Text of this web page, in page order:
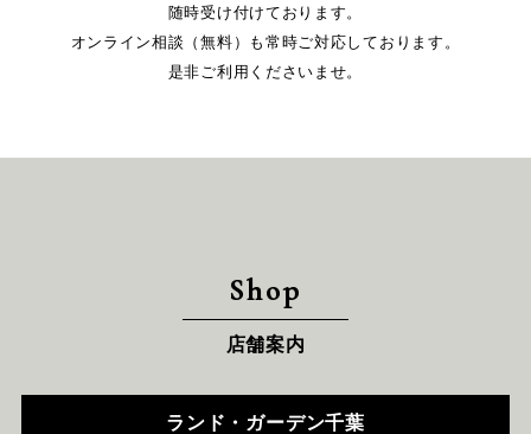
随時受け付けております。
オンライン相談（無料）も常時ご対応しております。
是非ご利用くださいませ。
Shop
店舗案内
ランド・ガーデン千葉